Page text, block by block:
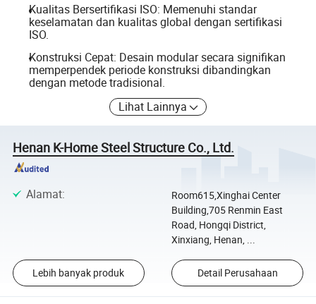
Kualitas Bersertifikasi ISO: Memenuhi standar
keselamatan dan kualitas global dengan sertifikasi
ISO.
Konstruksi Cepat: Desain modular secara signifikan
memperpendek periode konstruksi dibandingkan
dengan metode tradisional.
Lihat Lainnya
Henan K-Home Steel Structure Co., Ltd.
Alamat:
Room615,Xinghai Center
Building,705 Renmin East
Road, Hongqi District,
Xinxiang, Henan, ...
Lebih banyak produk Detail Perusahaan